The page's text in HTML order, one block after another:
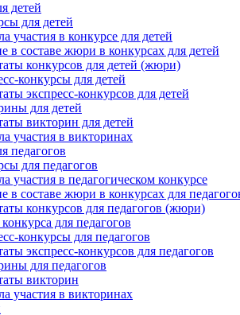
детей
для детей
участия в конкурсе для детей
в составе жюри в конкурсах для детей
конкурсов для детей (жюри)
конкурсы для детей
экспресс-конкурсов для детей
для детей
викторин для детей
участия в викторинах
педагогов
для педагогов
участия в педагогическом конкурсе
в составе жюри в конкурсах для
конкурсов для педагогов (жюри)
для педагогов
конкурсы для педагогов
экспресс-конкурсов для педагогов
для педагогов
викторин
участия в викторинах